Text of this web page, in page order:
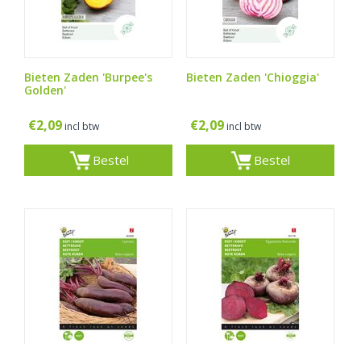
Bieten Zaden 'Burpee's
Golden'
€2,09 incl btw
Bestel
Bieten Zaden 'Chioggia'
€2,09 incl btw
Bestel